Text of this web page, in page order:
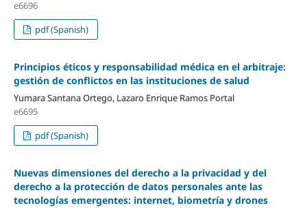
e6696
pdf (Spanish)
Principios éticos y responsabilidad médica en el arbitraje:
gestión de conflictos en las instituciones de salud
Yumara Santana Ortego, Lazaro Enrique Ramos Portal
e6695
pdf (Spanish)
Nuevas dimensiones del derecho a la privacidad y del
derecho a la protección de datos personales ante las
tecnologías emergentes: internet, biometría y drones